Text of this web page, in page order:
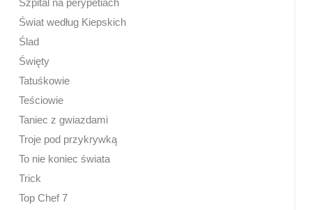
Świat według Kiepskich
Ślad
Święty
Tatuśkowie
Teściowie
Taniec z gwiazdami
Troje pod przykrywką
To nie koniec świata
Trick
Top Chef 7